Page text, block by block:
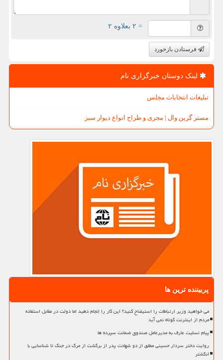
= ۲ بعلاوه ۲
فرستادن بازخورد
لینک دوستان خبرگزاری نام
تبلیغات انتخابات مجلس
مستر گرین وال | مجری و طراح انواع دیوار سبز
پربیننده ترین ها
می خواهید وزیر ارتباطات را استیضاح کنید؟ این کار را انجام دهید اما دولت در مقابل استفاده
مردم از اینترنت کوتاه نمی آید
پیام تسلیت عارف به مدیرعامل صندوق ضمانت سپرده ها
روایت دختر سردار حسینی مطلق از دو شهادت پدر از برگشت از مرگ در جنگ تا شناسایی با
انگشتر